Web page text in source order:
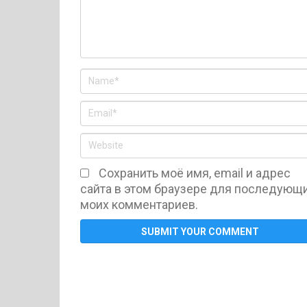
Сохранить моё имя, email и адрес
сайта в этом браузере для
моих комментариев.